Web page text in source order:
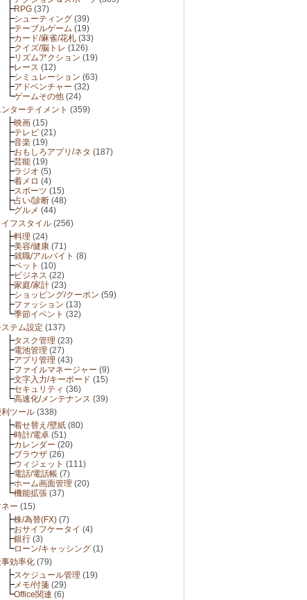
RPG (37)
シューティング (39)
テーブルゲーム (19)
カード/麻雀/花札 (33)
クイズ/脳トレ (126)
リズムアクション (19)
レース (12)
シミュレーション (63)
アドベンチャー (32)
ゲームその他 (24)
ンターテイメント (359)
映画 (15)
テレビ (21)
音楽 (19)
おもしろアプリ/ネタ (187)
芸能 (19)
ラジオ (5)
着メロ (4)
スポーツ (15)
占い/診断 (48)
グルメ (44)
イフスタイル (256)
料理 (24)
美容/健康 (71)
就職/アルバイト (8)
ペット (10)
ビジネス (22)
家庭/家計 (23)
ショッピング/クーポン (59)
ファッション (13)
季節イベント (32)
ステム設定 (137)
タスク管理 (23)
電池管理 (27)
アプリ管理 (43)
ファイルマネージャー (9)
文字入力/キーボード (15)
セキュリティ (36)
高速化/メンテナンス (39)
ツール (338)
着せ替え/壁紙 (80)
時計/電卓 (51)
カレンダー (20)
ブラウザ (26)
ウィジェット (111)
電話/電話帳 (7)
ホーム画面管理 (20)
機能拡張 (37)
ネー (15)
株/為替(FX) (7)
おサイフケータイ (4)
銀行 (3)
ローン/キャッシング (1)
効率化 (79)
スケジュール管理 (19)
メモ/付箋 (29)
Office関連 (6)